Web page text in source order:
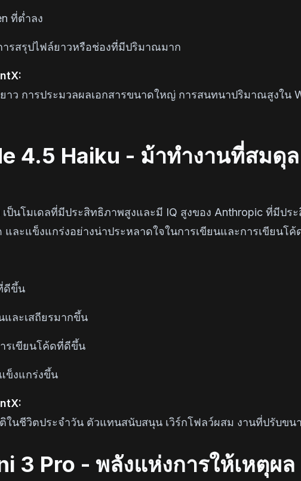
ที่ต่ำลง
ารสรุปไฟล์ยาวหรือช่องที่มีปริมาณมาก
ยาว การประมวลผลเอกสารขนาดใหญ่ การสนทนาปริมาณสูงใน
4.5 Haiku - ม้าทำงานที่สมดุล
เป็นโมเดลที่มีประสิทธิภาพสูงและมี IQ สูงของ Anthropic ที่มีป
และแข็งแกร่งอย่างน่าประหลาดใจในการเขียนและการเขียนโค้
ดีขึ้น
และเสถียรมากขึ้น
รเขียนโค้ดที่ดีขึ้น
ข็งแกร่งขึ้น
ในชีวิตประจำวัน ตัวแทนสนับสนุน เวิร์กโฟลว์ผสม งานที่ปรับขน
3 Pro - พลังแห่งการให้เหตุผล